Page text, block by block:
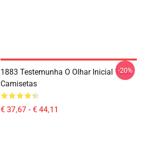
1883 Testemunha O Olhar Inicial 1883
Camisetas
€ 37,67 - € 44,11
-20%